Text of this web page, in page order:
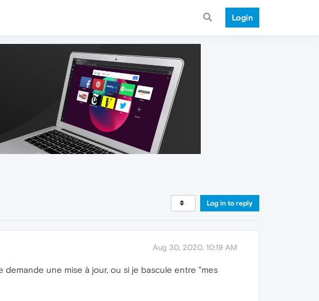
Login
Log in to reply
Aug 30, 2020, 10:19 AM
une mise à jour, ou si je bascule entre "mes